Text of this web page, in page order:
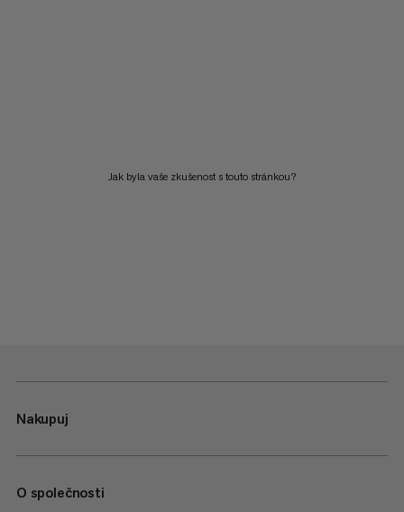
Jak byla vaše zkušenost s touto stránkou?
Nakupuj
O společnosti